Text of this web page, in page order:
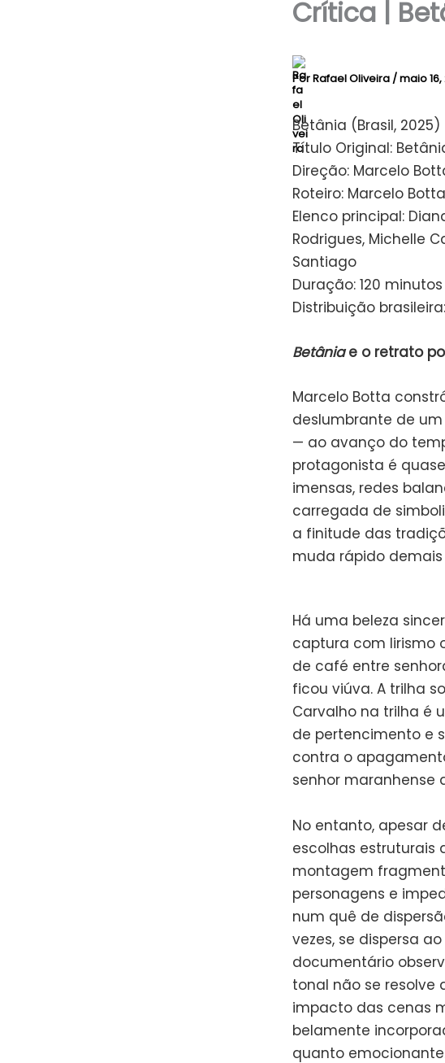
Crítica |
PorRafael Oliveira /maio
Betânia (Brasil, 2025)
Título Original:
Direção: Marcelo
Roteiro: Marcelo Botta
Elenco principal:
Rodrigues, Michelle
Santiago
Duração: 120 minutos
Distribuição
Betâniae o retrato
Marcelo Botta
deslumbrante de
— ao avanço do
protagonista é
imensas, redes
carregada de
a finitude das
muda rápido
Há uma beleza
captura com lirismo
de café entre
ficou viúva. A trilha
Carvalho na trilha é
de pertencimento e
contra o
senhor maranhense
No entanto, apesar
escolhas estruturais
montagem
personagens e
num quê de
vezes, se dispersa
documentário
tonal não se resolve
impacto das cenas
belamente
quanto